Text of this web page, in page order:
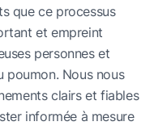
que ce processus
et empreint
personnes et
poumon. Nous nous
clairs et fiables
informée à mesure